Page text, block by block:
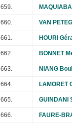
659.
660. VAN
661. HOURI
662. BONNET
663. NIANG
664. LAMORET
665. GUINDANI
666. FAURE-